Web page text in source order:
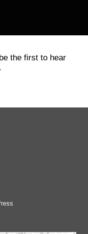
the first to hear